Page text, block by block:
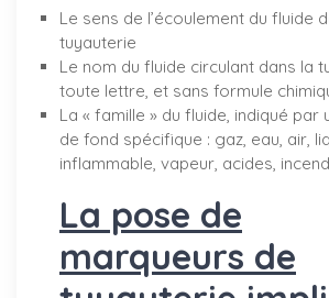
Le sens de l’écoulement du fluide
tuyauterie
Le nom du fluide circulant dans la
toute lettre, et sans formule
La « famille » du fluide, indiqué par
de fond spécifique : gaz, eau, air,
inflammable, vapeur, acides,
La pose de
marqueurs de